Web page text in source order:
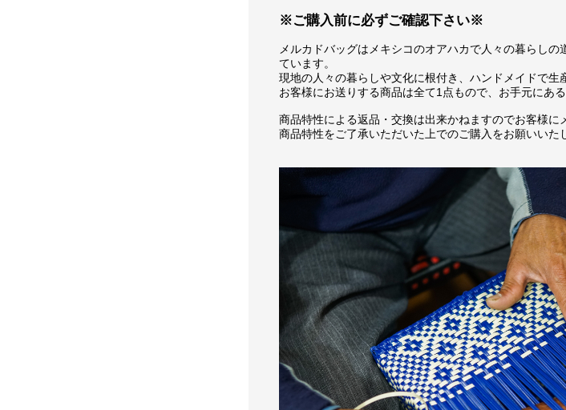
※ご購入前に必ずご確認下さい※
メルカドバッグはメキシコのオアハカで人々の暮らし
ています。
現地の人々の暮らしや文化に根付き、ハンドメイドで生
お客様にお送りする商品は全て1点もので、お手元にあ
商品特性による返品・交換は出来かねますのでお客様
商品特性をご了承いただいた上でのご購入をお願いいた